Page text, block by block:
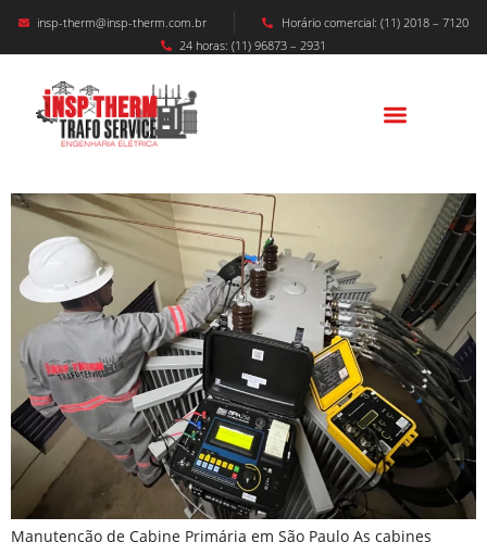
insp-therm@insp-therm.com.br
Horário comercial: (11) 2018 – 7120
24 horas: (11) 96873 – 2931
Manutenção De Cabine Primária Em São
Paulo: Garantindo O Suprimento De Energia
Manutenção de Cabine Primária em São Paulo As cabines